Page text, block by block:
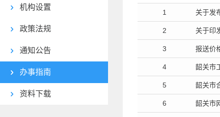
机构设置
政策法规
通知公告
办事指南
资料下载
1 关于发
2 关于印
3 报送价
4 韶关市
5 韶关市
6 韶关市